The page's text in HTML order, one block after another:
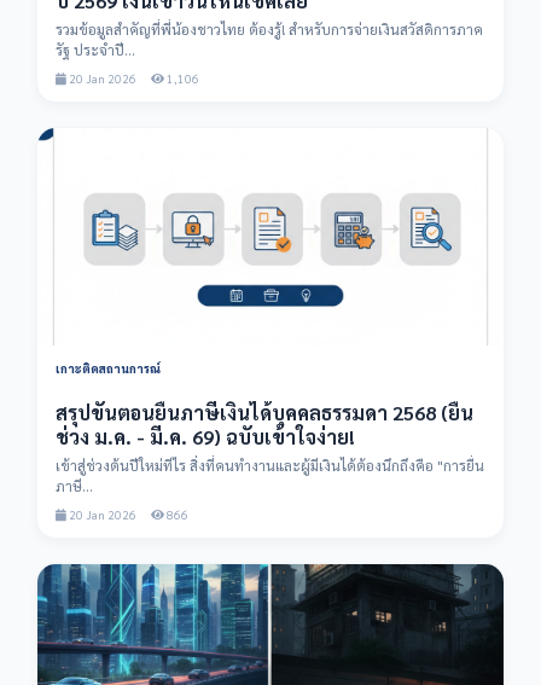
รวมข้อมูลสำคัญที่พี่น้องชาวไทย ต้องรู้! สำหรับการจ่ายเงินสวัสดิการภาค
รัฐ ประจำปี...
20 Jan 2026 1,106
เกาะติดสถานการณ์
สรุปขั้นตอนยื่นภาษีเงินได้บุคคลธรรมดา 2568 (ยื่น
ช่วง ม.ค. - มี.ค. 69) ฉบับเข้าใจง่าย!
เข้าสู่ช่วงต้นปีใหม่ทีไร สิ่งที่คนทำงานและผู้มีเงินได้ต้องนึกถึงคือ "การยื่น
ภาษี...
20 Jan 2026 866